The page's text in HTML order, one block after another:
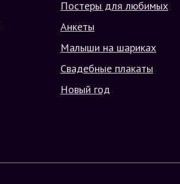
Постеры для любимых
Анкеты
Малыши на шариках
Свадебные плакаты
Новый год